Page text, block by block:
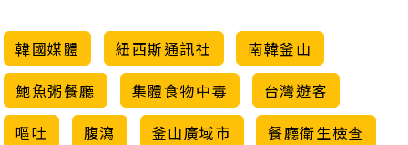
韓國媒體 紐西斯通訊社
南韓釜山
鮑魚粥餐廳
集體食物中毒
台灣遊客
嘔吐
腹瀉 釜山廣域市 餐廳衛生檢查